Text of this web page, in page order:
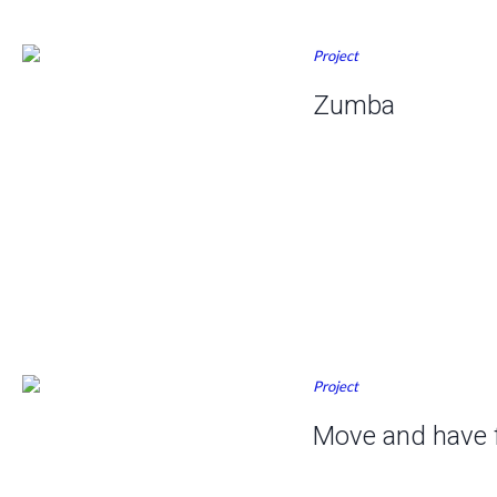
Project
Zumba
Project
Move and have